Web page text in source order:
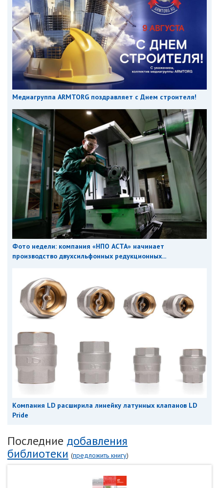
Медиагруппа ARMTORG поздравляет с Днем строителя!
Фото недели: компания «НПО АСТА» начинает
производство двухсильфонных редукционных...
Компания LD расширила линейку латунных клапанов LD
Pride
Последние добавления
библиотеки (предложить книгу)